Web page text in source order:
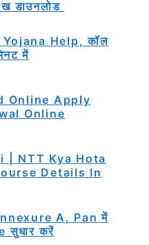
ख डाउनलोड
Help, कॉल
में
Online Apply
Online
| NTT Kya Hota
Details In
A, Pan में
सुधार करें